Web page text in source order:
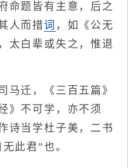
题皆有主意，后之
人而措词 ，如《公无
太白辈或失之，惟退
迁，《三百五篇》
》不可学，亦不须
诗当学杜子美，二书
此君”也。